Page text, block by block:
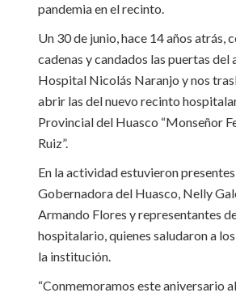
pandemia en el recinto.
Un 30 de junio, hace 14 años atrás,
cadenas y candados las puertas del
Hospital Nicolás Naranjo y nos
abrir las del nuevo recinto
Provincial del Huasco “Monseñor
Ruiz”.
En la actividad estuvieron
Gobernadora del Huasco, Nelly
Armando Flores y representantes
hospitalario, quienes saludaron a
la institución.
“Conmemoramos este aniversario